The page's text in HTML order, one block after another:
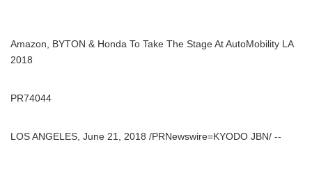
Amazon, BYTON & Honda To Take The Stage At AutoMobility LA
2018
PR74044
LOS ANGELES, June 21, 2018 /PRNewswire=KYODO JBN/ --